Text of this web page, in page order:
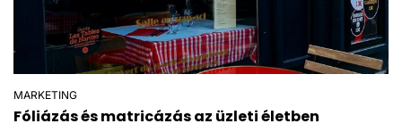
POSTED
IN
MARKETING
Fóliázás és matricázás az üzleti életben